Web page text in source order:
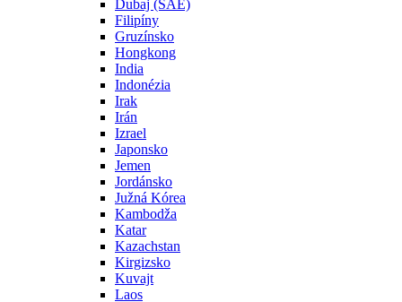
Dubaj (SAE)
Filipíny
Gruzínsko
Hongkong
India
Indonézia
Irak
Irán
Izrael
Japonsko
Jemen
Jordánsko
Južná Kórea
Kambodža
Katar
Kazachstan
Kirgizsko
Kuvajt
Laos